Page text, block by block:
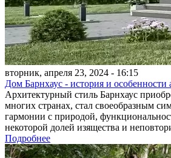
вторник, апреля 23, 2024 - 16:15
Дом Барнхаус - история и особенности
Архитектурный стиль Барнхаус
многих странах, стал своеобразным
гармонии с природой,
некоторой долей изящества и
Подробнее